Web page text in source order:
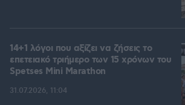
14+1 λόγοι που αξίζει να ζήσεις το
επετειακό τριήμερο των 15 χρόνων του
Spetses Mini Marathon
31.07.2026, 11:04